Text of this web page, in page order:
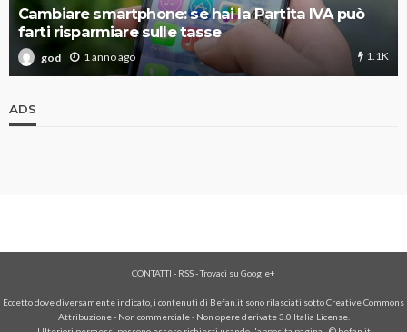
Cambiare smartphone: se hai la Partita IVA può
farti risparmiare sulle tasse
god 1 anno ago 1.1K
ADS
CONTATTI - RSS-Trovaci su Google+
Eccetto dove diversamente indicato, i contenuti di Befan.it sono rilasciati sotto Creative Commons
Attribuzione - Non commerciale - Non opere derivate 3.0 Italia License.